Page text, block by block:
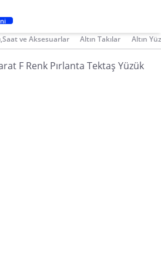
ve Aksesuarlar Altın Takılar Altın